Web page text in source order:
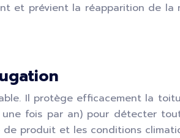
et prévient la réapparition de la
Il protège efficacement la
fois par an) pour détecter
produit et les conditions